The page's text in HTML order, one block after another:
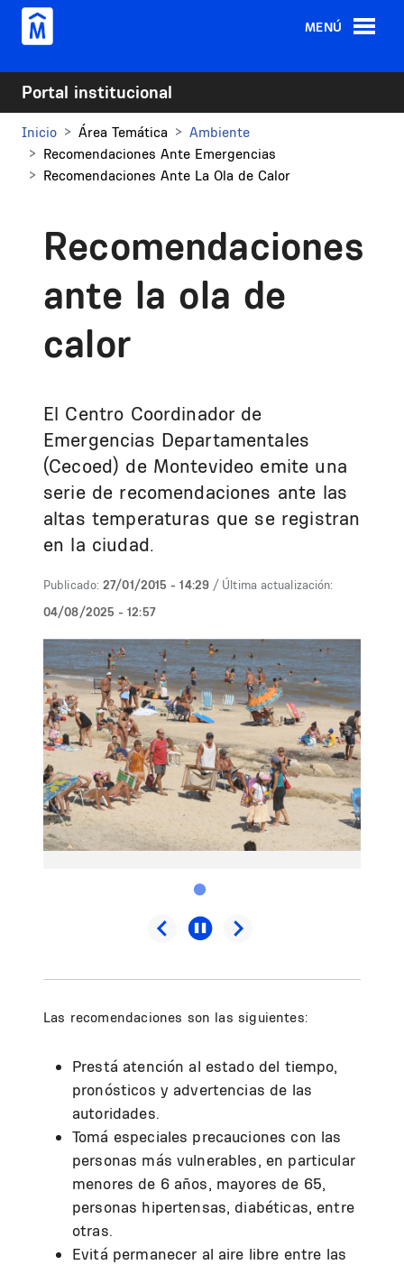
Pasar al contenido principal
MENÚ
Portal institucional
Inicio Área Temática
Ambiente
Recomendaciones Ante Emergencias
Recomendaciones Ante La Ola de Calor
Recomendaciones
ante la ola de
calor
El Centro Coordinador de
Emergencias Departamentales
(Cecoed) de Montevideo emite una
serie de recomendaciones ante las
altas temperaturas que se registran
en la ciudad.
Publicado: 27/01/2015 - 14:29 / Última actualización:
04/08/2025 - 12:57
Las recomendaciones son las siguientes:
Prestá atención al estado del tiempo,
pronósticos y advertencias de las
autoridades.
Tomá especiales precauciones con las
personas más vulnerables, en particular
menores de 6 años, mayores de 65,
personas hipertensas, diabéticas, entre
otras.
Evitá permanecer al aire libre entre las